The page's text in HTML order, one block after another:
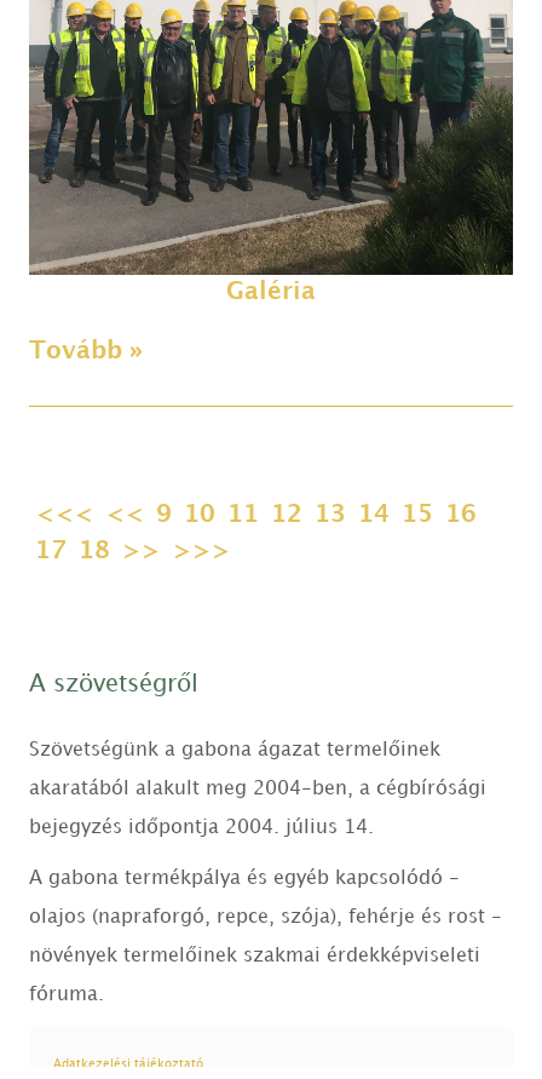
Galéria
Tovább »
<<< << 9 10 11 12 13 14 15
16
17
18 >> >>>
A szövetségről
Szövetségünk a gabona ágazat termelőinek
akaratából alakult meg 2004-ben, a cégbírósági
bejegyzés időpontja 2004. július 14.
A gabona termékpálya és egyéb kapcsolódó -
olajos (napraforgó, repce, szója), fehérje és rost -
növények termelőinek szakmai érdekképviseleti
fóruma.
Adatkezelési tájékoztató